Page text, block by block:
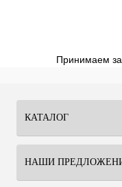
Принимаем
КАТАЛОГ
НАШИ